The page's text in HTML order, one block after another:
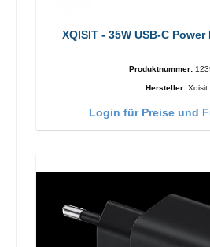
XQISIT - 35W USB-C
Produktnummer:
Hersteller: Xqisit
Login für Preise und